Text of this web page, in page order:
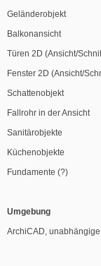
Geländerobjekt
Balkonansicht
Türen 2D (Ansicht/
Fenster 2D (Ansicht/
Schattenobjekt
Fallrohr in der Ansicht
Sanitärobjekte
Küchenobjekte
Fundamente (?)
Umgebung
ArchiCAD,